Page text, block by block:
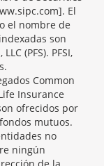
El
el nombre de
son
(PFS). PFSI,
Common
Insurance
ofrecidos por
mutuos.
no
ningún